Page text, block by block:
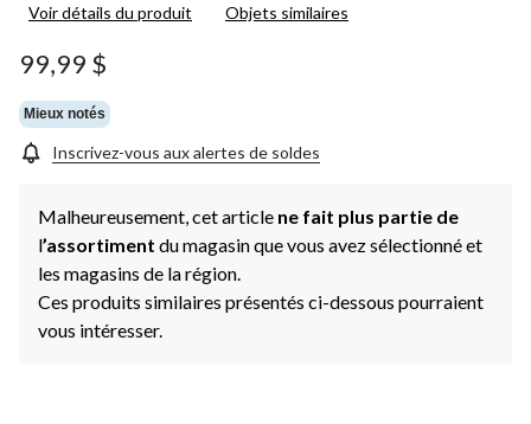
Voir détails du produit Objets similaires
99,99 $
Mieux notés
Inscrivez-vous aux alertes de soldes
Malheureusement, cet article ne fait plus partie de
l’assortiment du magasin que vous avez sélectionné et
les magasins de la région.
Ces produits similaires présentés ci-dessous pourraient
vous intéresser.